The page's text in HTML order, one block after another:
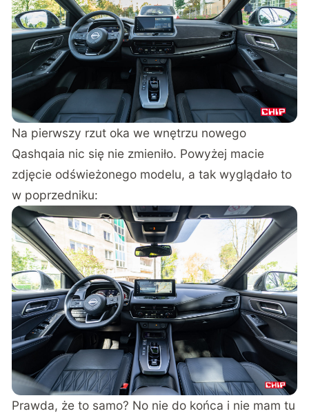
Na pierwszy rzut oka we wnętrzu nowego
Qashqaia nic się nie zmieniło. Powyżej macie
zdjęcie odświeżonego modelu, a tak wyglądało to
w poprzedniku:
Prawda, że to samo? No nie do końca i nie mam tu